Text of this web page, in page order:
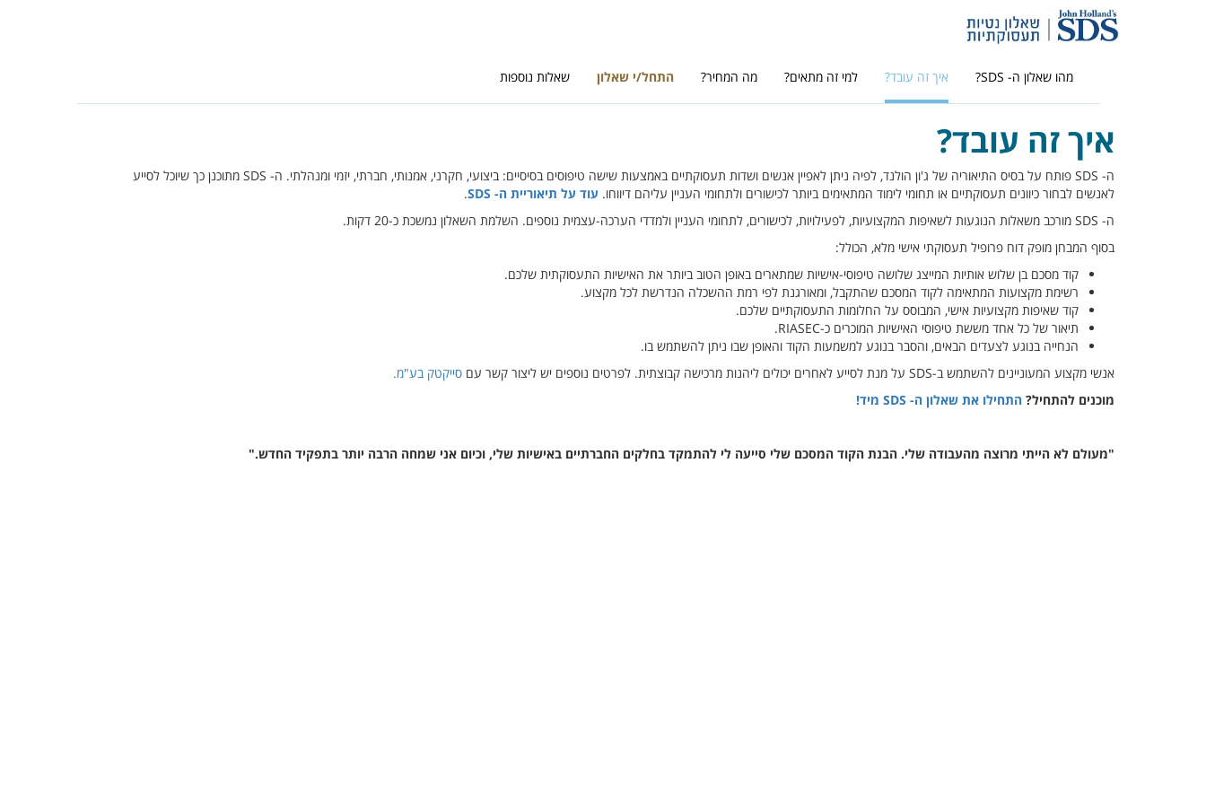
מהו שאלון ה- SDS? איך זה עובד? למי זה מתאים? מה המחיר? התחל/י שאלון שאלות נוספות
איך זה עובד?
ה- SDS פותח על בסיס התיאוריה של ג'ון הולנד, לפיה ניתן לאפיין אנשים ושדות תעסוקתיים באמצעות שישה טיפוסים בסיסיים: ביצועי, חקרני, אמנותי, חברתי, יזמי ומנהלתי. ה- SDS מתוכנן כך שיוכל לסייע
לאנשים לבחור כיוונים תעסוקתיים או תחומי לימוד המתאימים ביותר לכישורים ולתחומי העניין עליהם דיווחו. עוד על תיאוריית ה- SDS
.
ה- SDS מורכב משאלות הנוגעות לשאיפות המקצועיות, לפעילויות, לכישורים, לתחומי העניין ולמדדי הערכה-עצמית נוספים. השלמת השאלון נמשכת כ-20 דקות.
בסוף המבחן מופק דוח פרופיל תעסוקתי אישי מלא, הכולל:
קוד מסכם בן שלוש אותיות המייצג שלושה טיפוסי-אישיות שמתארים באופן הטוב ביותר את האישיות התעסוקתית שלכם.
רשימת מקצועות המתאימה לקוד המסכם שהתקבל, ומאורגנת לפי רמת ההשכלה הנדרשת לכל מקצוע.
קוד שאיפות מקצועיות אישי, המבוסס על החלומות התעסוקתיים שלכם.
תיאור של כל אחד מששת טיפוסי האישיות המוכרים כ-RIASEC
.
הנחייה בנוגע לצעדים הבאים, והסבר בנוגע למשמעות הקוד והאופן שבו ניתן להשתמש בו.
אנשי מקצוע המעוניינים להשתמש ב-SDS על מנת לסייע לאחרים יכולים ליהנות מרכישה קבוצתית. לפרטים נוספים יש ליצור קשר עם סייקטק בע"מ.
מוכנים להתחיל? התחילו את שאלון ה- SDS מיד!
"מעולם לא הייתי מרוצה מהעבודה שלי. הבנת הקוד המסכם שלי סייעה לי להתמקד בחלקים החברתיים באישיות שלי, וכיום אני שמחה הרבה יותר בתפקיד החדש."